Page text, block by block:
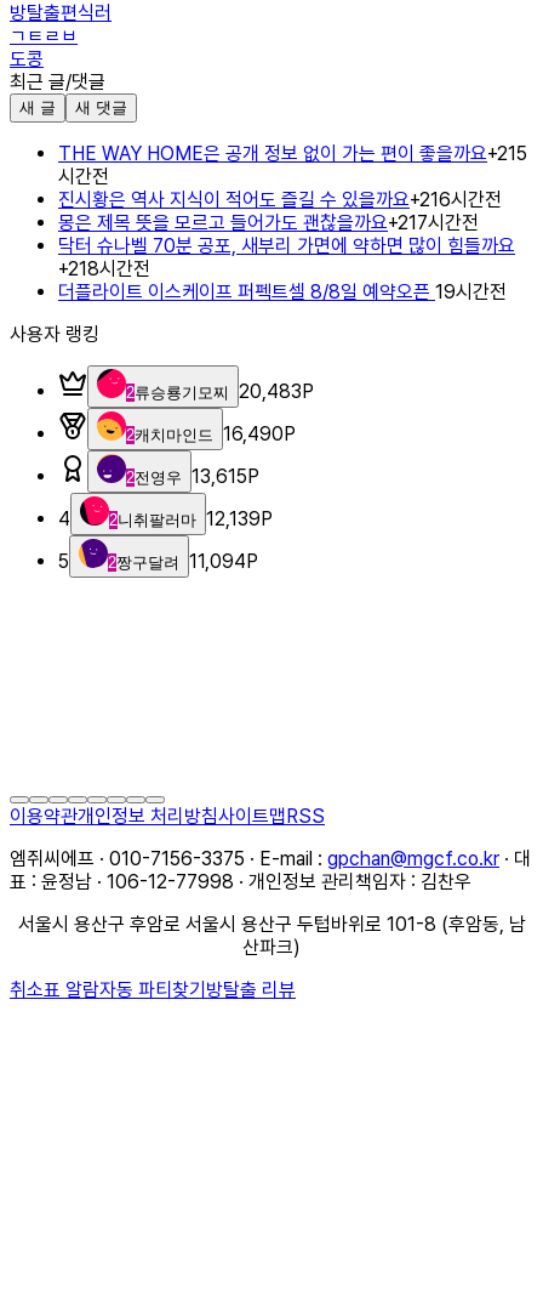
방탈출편식러
ㄱㅌㄹㅂ
도콩
최근 글/댓글
새 글 새 댓글
THE WAY HOME은 공개 정보 없이 가는 편이 좋을까요+215
시간전
진시황은 역사 지식이 적어도 즐길 수 있을까요+216시간전
몽은 제목 뜻을 모르고 들어가도 괜찮을까요+217시간전
닥터 슈나벨 70분 공포, 새부리 가면에 약하면 많이 힘들까요
+218시간전
더플라이트 이스케이프 퍼펙트셀 8/8일 예약오픈 19시간전
사용자 랭킹
2류승룡기모찌 20,483P
2캐치마인드 16,490P
2전영우 13,615P
4
2니취팔러마 12,139P
5
2짱구달려 11,094P
이용약관개인정보 처리방침사이트맵RSS
엠쥐씨에프 · 010-7156-3375 · E-mail : gpchan@mgcf.co.kr · 대
표 : 윤정남 · 106-12-77998 · 개인정보 관리책임자 : 김찬우
서울시 용산구 후암로 서울시 용산구 두텁바위로 101-8 (후암동, 남
산파크)
취소표 알람자동 파티찾기방탈출 리뷰